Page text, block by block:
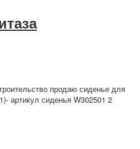
продаю сиденье для
артикул сиденья W302501 2